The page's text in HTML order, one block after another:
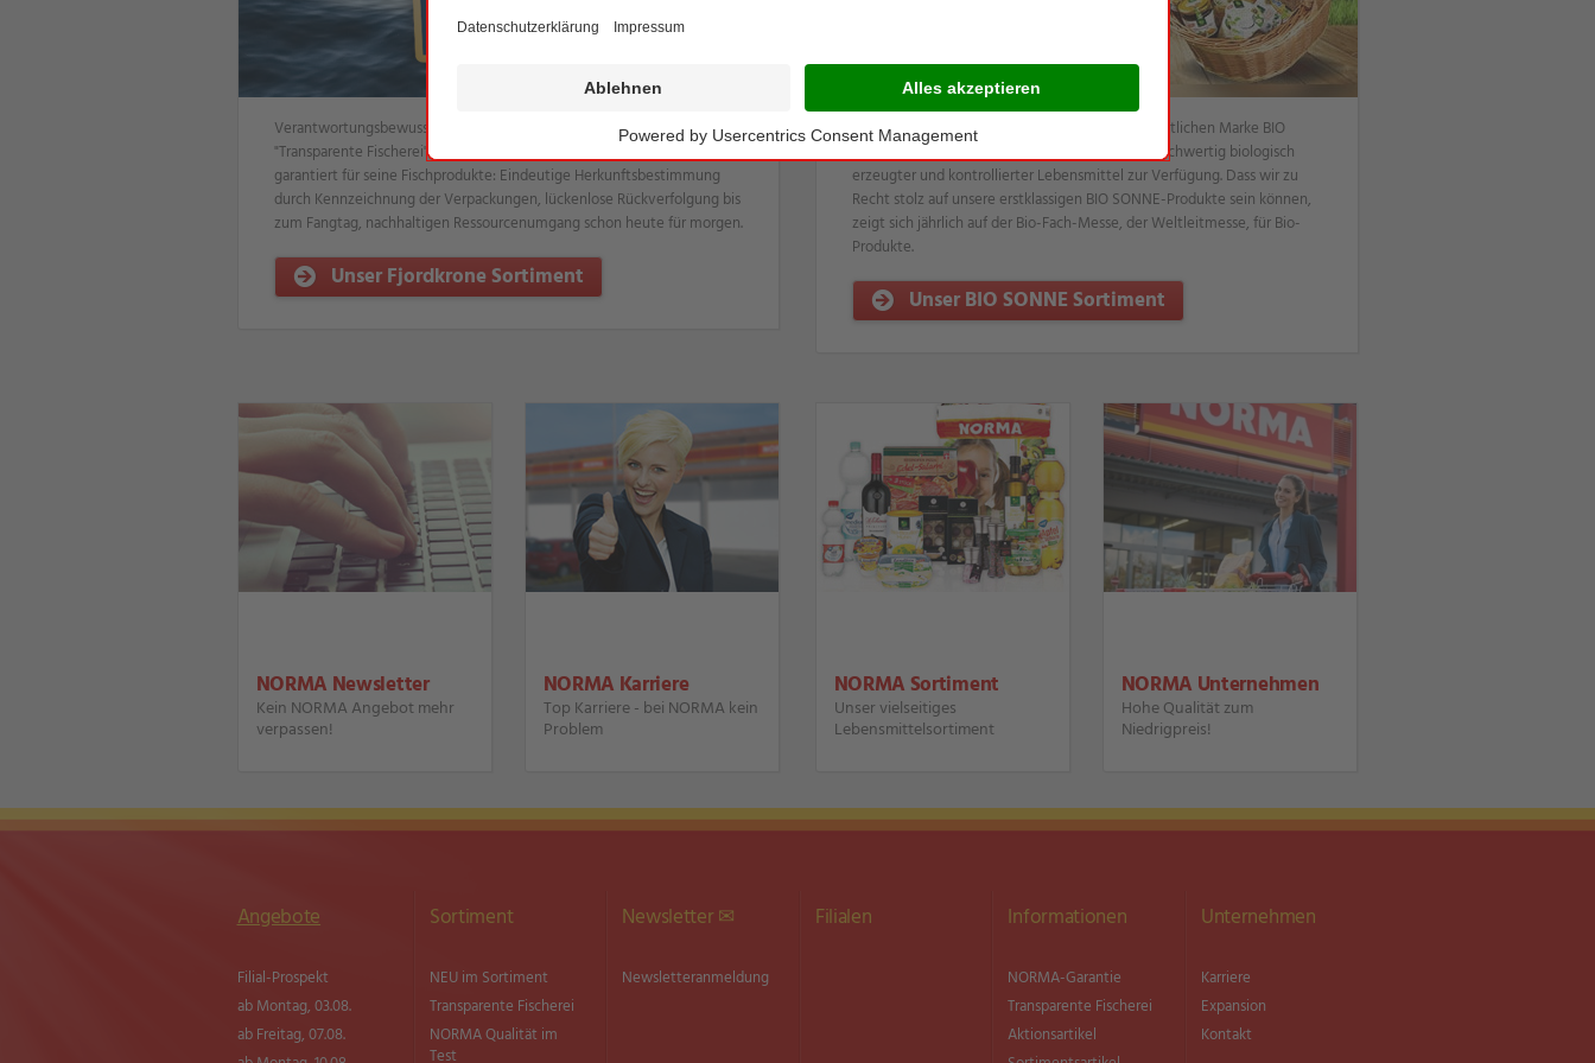
Verantwortungsbewusstsein und Zukunftssicherung! Mit dem Logo
"Transparente Fischerei" trägt NORMA aktiv zum Artenschutz bei und
garantiert für seine Fischprodukte: Eindeutige Herkunftsbestimmung
durch Kennzeichnung der Verpackungen, lückenlose Rückverfolgung bis
zum Fangtag, nachhaltigen Ressourcenumgang schon heute für morgen.
Unser Fjordkrone Sortiment
Mit den Produkten der exklusiv bei NORMA erhältlichen Marke BIO
SONNE steht Ihnen ein vielfältiges Sortiment hochwertig biologisch
erzeugter und kontrollierter Lebensmittel zur Verfügung. Dass wir zu
Recht stolz auf unsere erstklassigen BIO SONNE-Produkte sein können,
zeigt sich jährlich auf der Bio-Fach-Messe, der Weltleitmesse, für Bio-
Produkte.
Unser BIO SONNE Sortiment
NORMA Newsletter
Kein NORMA Angebot mehr
verpassen!
NORMA Karriere
Top Karriere - bei NORMA kein
Problem
NORMA Sortiment
Unser vielseitiges
Lebensmittelsortiment
NORMA Unternehmen
Hohe Qualität zum
Niedrigpreis!
Angebote
Filial-Prospekt
ab Montag, 03.08.
ab Freitag, 07.08.
Sortiment
NEU im Sortiment
Transparente Fischerei
NORMA Qualität im
Test
Newsletter ✉
Newsletter­anmeldung
Filialen Informationen
NORMA-Garantie
Transparente Fischerei
Aktionsartikel
Unternehmen
Karriere
Expansion
Kontakt